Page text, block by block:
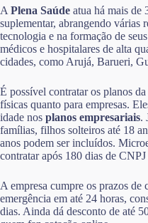
A Plena Saúde atua há mais de
suplementar, abrangendo várias
tecnologia e na formação de
médicos e hospitalares de alta
cidades, como Arujá, Barueri,
É possível contratar os planos
físicas quanto para empresas.
idade nos planos empresariais.
famílias, filhos solteiros até 18
anos podem ser incluídos.
contratar após 180 dias de CNPJ
A empresa cumpre os prazos
emergência em até 24 horas,
dias. Ainda dá desconto de até